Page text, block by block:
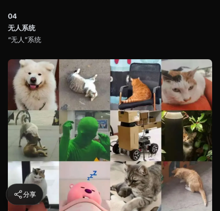
分享
04
无人系统
“无人”系统